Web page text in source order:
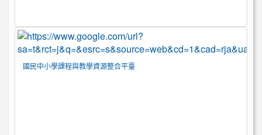
國民中小學課程與教學資源整合平臺